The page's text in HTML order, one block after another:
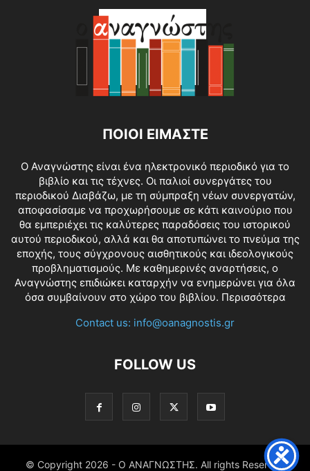
ΠΟΙΟΙ ΕΙΜΑΣΤΕ
O Αναγνώστης είναι ένα ηλεκτρονικό περιοδικό για το
βιβλίο και τις τέχνες. Οι παλιοί συνεργάτες του
περιοδικού Διαβάζω, με τη σύμπραξη νέων συνεργατών,
αποφασίσαμε να προχωρήσουμε σε κάτι καινούριο που
θα εμπεριέχει τις καλύτερες παραδόσεις του ιστορικού
αυτού περιοδικού, αλλά και θα αποτυπώνει το πνεύμα της
εποχής, τους σύγχρονους αισθητικούς και ιδεολογικούς
προβληματισμούς. Με καθημερινές αναρτήσεις, ο
Αναγνώστης επιδιώκει καταρχήν να ενημερώνει για όλα
όσα συμβαίνουν στο χώρο του βιβλίου. Περισσότερα
Contact us: info@oanagnostis.gr
FOLLOW US
© Copyright 2026 - Ο ΑΝΑΓΝΩΣΤΗΣ. All rights Reserved